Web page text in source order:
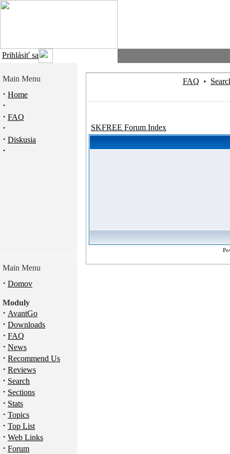
Prihlásiť sa
Main Menu
· Home
·
· FAQ
·
· Diskusia
·
Main Menu
· Domov
Moduly
· AvantGo
· Downloads
· FAQ
· News
· Recommend Us
· Reviews
· Search
· Sections
· Stats
· Topics
· Top List
· Web Links
· Forum
FAQ •
SKFREE Forum Index